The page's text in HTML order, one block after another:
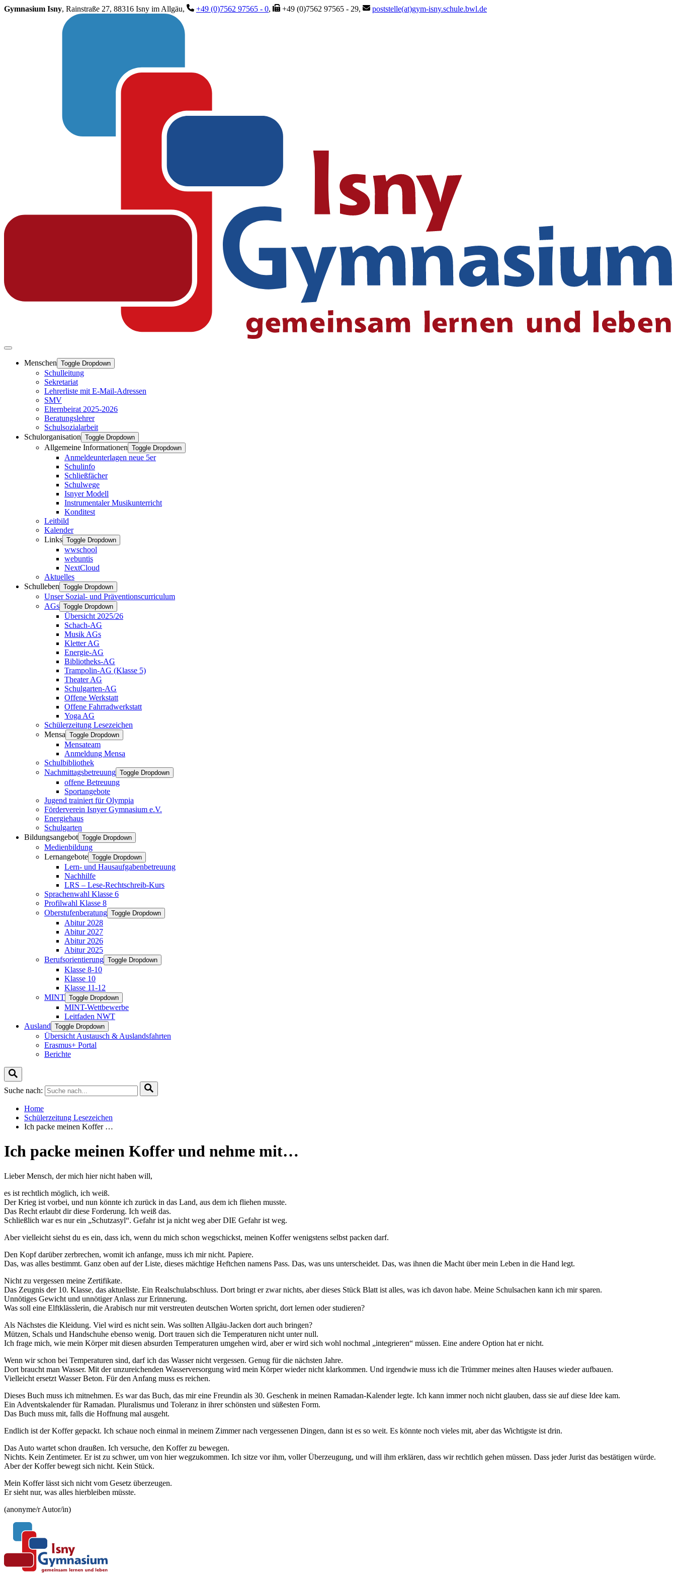
Gymnasium Isny, Rainstraße 27, 88316 Isny im Allgäu, +49 (0)7562 97565 - 0, +49 (0)7562 97565 - 29, poststelle(at)gym-isny.schule.bwl.de
Menschen Toggle Dropdown
Schulleitung
Sekretariat
Lehrerliste mit E-Mail-Adressen
SMV
Elternbeirat 2025-2026
Beratungslehrer
Schulsozialarbeit
Schulorganisation Toggle Dropdown
Allgemeine Informationen Toggle Dropdown
Anmeldeunterlagen neue 5er
Schulinfo
Schließfächer
Schulwege
Isnyer Modell
Instrumentaler Musikunterricht
Konditest
Leitbild
Kalender
Links Toggle Dropdown
wwschool
webuntis
NextCloud
Aktuelles
Schulleben Toggle Dropdown
Unser Sozial- und Präventionscurriculum
AGs Toggle Dropdown
Übersicht 2025/26
Schach-AG
Musik AGs
Kletter AG
Energie-AG
Bibliotheks-AG
Trampolin-AG (Klasse 5)
Theater AG
Schulgarten-AG
Offene Werkstatt
Offene Fahrradwerkstatt
Yoga AG
Schülerzeitung Lesezeichen
Mensa Toggle Dropdown
Mensateam
Anmeldung Mensa
Schulbibliothek
Nachmittagsbetreuung Toggle Dropdown
offene Betreuung
Sportangebote
Jugend trainiert für Olympia
Förderverein Isnyer Gymnasium e.V.
Energiehaus
Schulgarten
Bildungsangebot Toggle Dropdown
Medienbildung
Lernangebote Toggle Dropdown
Lern- und Hausaufgabenbetreuung
Nachhilfe
LRS – Lese-Rechtschreib-Kurs
Sprachenwahl Klasse 6
Profilwahl Klasse 8
Oberstufenberatung Toggle Dropdown
Abitur 2028
Abitur 2027
Abitur 2026
Abitur 2025
Berufsorientierung Toggle Dropdown
Klasse 8-10
Klasse 10
Klasse 11-12
MINT Toggle Dropdown
MINT-Wettbewerbe
Leitfaden NWT
Ausland Toggle Dropdown
Übersicht Austausch & Auslandsfahrten
Erasmus+ Portal
Berichte
Suche nach:
Home
Schülerzeitung Lesezeichen
Ich packe meinen Koffer …
Ich packe meinen Koffer und nehme mit…
Lieber Mensch, der mich hier nicht haben will,
es ist rechtlich möglich, ich weiß.
Der Krieg ist vorbei, und nun könnte ich zurück in das Land, aus dem ich fliehen musste.
Das Recht erlaubt dir diese Forderung. Ich weiß das.
Schließlich war es nur ein „Schutzasyl“. Gefahr ist ja nicht weg aber DIE Gefahr ist weg.
Aber vielleicht siehst du es ein, dass ich, wenn du mich schon wegschickst, meinen Koffer wenigstens selbst packen darf.
Den Kopf darüber zerbrechen, womit ich anfange, muss ich mir nicht. Papiere.
Das, was alles bestimmt. Ganz oben auf der Liste, dieses mächtige Heftchen namens Pass. Das, was uns unterscheidet. Das, was ihnen die Macht über mein Leben in die Hand legt.
Nicht zu vergessen meine Zertifikate.
Das Zeugnis der 10. Klasse, das aktuellste. Ein Realschulabschluss. Dort bringt er zwar nichts, aber dieses Stück Blatt ist alles, was ich davon habe. Meine Schulsachen kann ich mir sparen.
Unnötiges Gewicht und unnötiger Anlass zur Erinnerung.
Was soll eine Elftklässlerin, die Arabisch nur mit verstreuten deutschen Worten spricht, dort lernen oder studieren?
Als Nächstes die Kleidung. Viel wird es nicht sein. Was sollten Allgäu-Jacken dort auch bringen?
Mützen, Schals und Handschuhe ebenso wenig. Dort trauen sich die Temperaturen nicht unter null.
Ich frage mich, wie mein Körper mit diesen absurden Temperaturen umgehen wird, aber er wird sich wohl nochmal „integrieren“ müssen. Eine andere Option hat er nicht.
Wenn wir schon bei Temperaturen sind, darf ich das Wasser nicht vergessen. Genug für die nächsten Jahre.
Dort braucht man Wasser. Mit der unzureichenden Wasserversorgung wird mein Körper wieder nicht klarkommen. Und irgendwie muss ich die Trümmer meines alten Hauses wieder aufbauen.
Vielleicht ersetzt Wasser Beton. Für den Anfang muss es reichen.
Dieses Buch muss ich mitnehmen. Es war das Buch, das mir eine Freundin als 30. Geschenk in meinen Ramadan-Kalender legte. Ich kann immer noch nicht glauben, dass sie auf diese Idee kam.
Ein Adventskalender für Ramadan. Pluralismus und Toleranz in ihrer schönsten und süßesten Form.
Das Buch muss mit, falls die Hoffnung mal ausgeht.
Endlich ist der Koffer gepackt. Ich schaue noch einmal in meinem Zimmer nach vergessenen Dingen, dann ist es so weit. Es könnte noch vieles mit, aber das Wichtigste ist drin.
Das Auto wartet schon draußen. Ich versuche, den Koffer zu bewegen.
Nichts. Kein Zentimeter. Er ist zu schwer, um von hier wegzukommen. Ich sitze vor ihm, voller Überzeugung, und will ihm erklären, dass wir rechtlich gehen müssen. Dass jeder Jurist das bestätigen würde.
Aber der Koffer bewegt sich nicht. Kein Stück.
Mein Koffer lässt sich nicht vom Gesetz überzeugen.
Er sieht nur, was alles hierbleiben müsste.
(anonyme/r Autor/in)